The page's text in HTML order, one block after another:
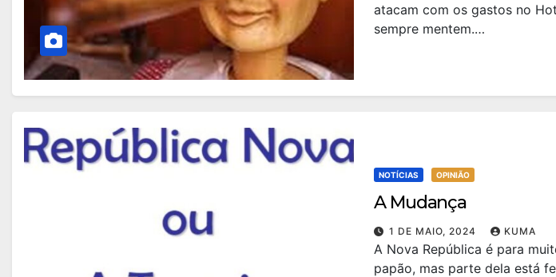
atacam com os gastos no
sempre mentem.…
NOTÍCIAS OPINIÃO
A Mudança
1 DE MAIO, 2024 KUMA
A Nova República é para
papão, mas parte dela está